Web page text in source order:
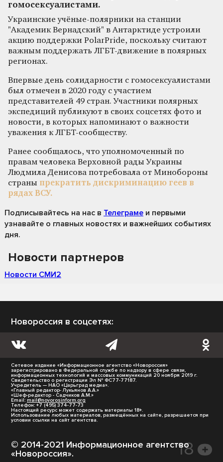
гомосексуалистами.
Украинские учёные-полярники на станции
"Академик Вернадский" в Антарктиде устроили
акцию поддержки PolarPride, поскольку считают
важным поддержать ЛГБТ-движение в полярных
регионах.
Впервые день солидарности с гомосексуалистами
был отмечен в 2020 году с участием
представителей 49 стран. Участники полярных
экспедиций публикуют в своих соцсетях фото и
новости, в которых напоминают о важности
уважения к ЛГБТ-сообществу.
Ранее сообщалось, что уполномоченный по
правам человека Верховной рады Украины
Людмила Денисова потребовала от Минобороны
страны прекратить дискриминацию геев в
рядах ВСУ.
Подписывайтесь на нас в Телеграме и первыми
узнавайте о главных новостях и важнейших событиях
дня.
Новости партнеров
Новости СМИ2
Новороссия в соцсетях:
Сетевое издание «Информационное агентство «Новороссия»
зарегистрировано в Федеральной службе по надзору в сфере связи,
информационных технологий и массовых коммуникаций 20 ноября 2019 г.
Свидетельство о регистрации Эл № ФС77-77187.
Учредитель — НАО «Царьград медиа».
«Главный редактор- Лукьянов А.А.»
«Шеф-редактор - Садчиков А.М.»
Email: mail@novorosinform.org
Телефон: +7 (495) 374-77-73
Настоящий ресурс может содержать материалы 18+.
Использование любых материалов, размещённых на сайте, разрешается при
условии ссылки на сайт агентства.
© 2014-2021 Информационное агентство
«Новороссия».